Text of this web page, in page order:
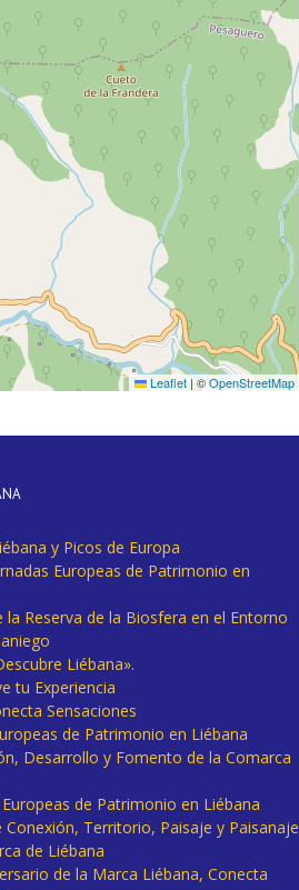
Leaflet | ©OpenStreetMap
y Picos de Europa
Europeas de Patrimonio en
la Reserva de la Biosfera en el Entorno
Liébana».
tu Experiencia
Sensaciones
de Patrimonio en Liébana
Desarrollo y Fomento de la Comarca
de Patrimonio en Liébana
Conexión, Territorio, Paisaje y Paisanaje
de Liébana
de la Marca Liébana, Conecta